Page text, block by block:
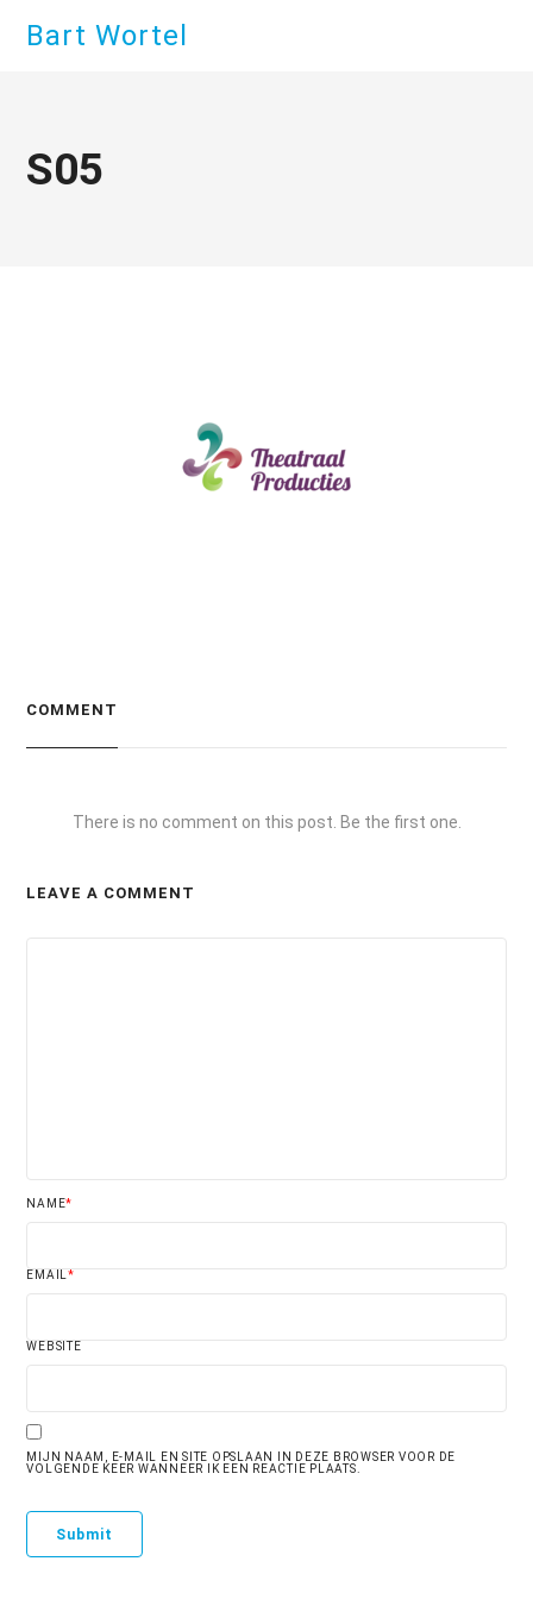
Bart Wortel
S05
COMMENT
There is no comment on this post. Be the first one.
LEAVE A COMMENT
NAME*
EMAIL*
WEBSITE
MIJN NAAM, E-MAIL EN SITE OPSLAAN IN DEZE BROWSER VOOR DE
VOLGENDE KEER WANNEER IK EEN REACTIE PLAATS.